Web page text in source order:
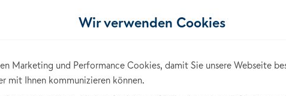
hervor. Laut TÜV NORD gelingt der
in die Geschäftsprozesse.
Wir verwenden Cookies
Marketing und Performance Cookies, damit Sie unsere Webseite
mit Ihnen kommunizieren können.